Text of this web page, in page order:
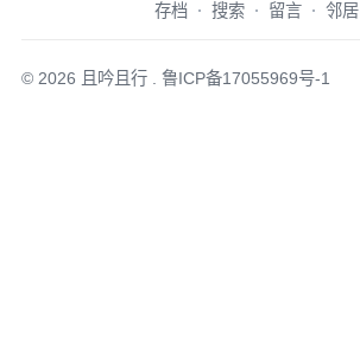
存档 搜索 留言 邻居
© 2026 且吟且行 . 鲁ICP备17055969号-1